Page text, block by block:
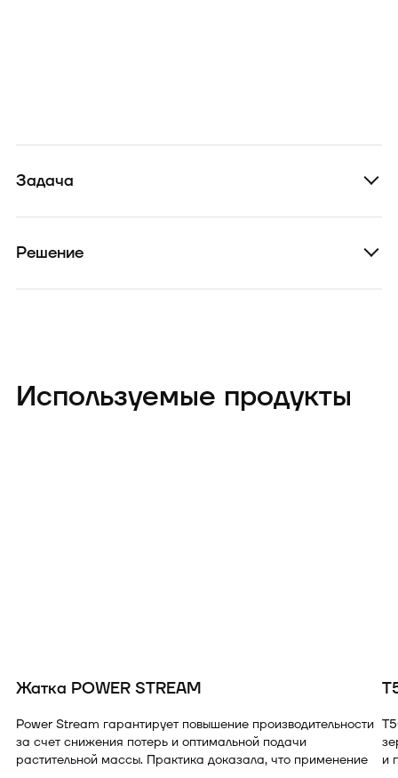
Задача
Решение
Используемые продукты
Жатка POWER STREAM
Power Stream гарантирует повышение производительности
за счет снижения потерь и оптимальной подачи
растительной массы. Практика доказала, что применение
и